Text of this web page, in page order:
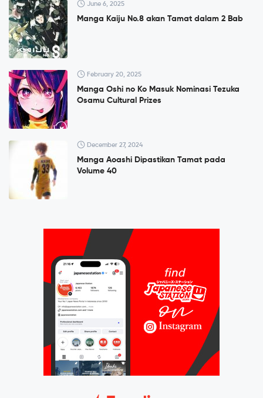
June 6, 2025
Manga Kaiju No.8 akan Tamat dalam 2 Bab
February 20, 2025
Manga Oshi no Ko Masuk Nominasi Tezuka
Osamu Cultural Prizes
December 27, 2024
Manga Aoashi Dipastikan Tamat pada
Volume 40